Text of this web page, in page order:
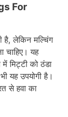
For
है, लेकिन मल्चिंग
चाहिए। यह
मिट्टी को ठंडा
यह उपयोगी है।
से हवा का